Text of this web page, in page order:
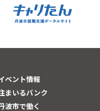
ベント情報
まいるバンク
波市で働く